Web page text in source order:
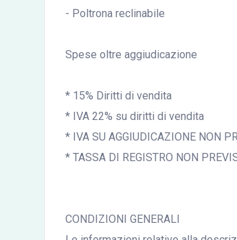
- Poltrona reclinabile
Spese oltre aggiudicazione
* 15% Diritti di vendita
* IVA 22% su diritti di vendita
* IVA SU AGGIUDICAZIONE NON
* TASSA DI REGISTRO NON
CONDIZIONI GENERALI